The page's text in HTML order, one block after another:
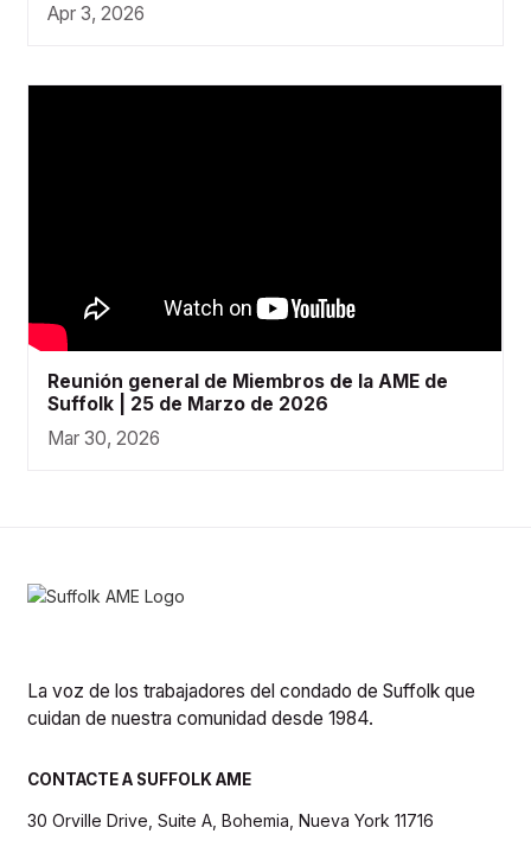
Apr 3, 2026
Reunión general de Miembros de la AME de
Suffolk | 25 de Marzo de 2026
Mar 30, 2026
La voz de los trabajadores del condado de Suffolk que
cuidan de nuestra comunidad desde 1984.
CONTACTE A SUFFOLK AME
30 Orville Drive, Suite A, Bohemia, Nueva York 11716